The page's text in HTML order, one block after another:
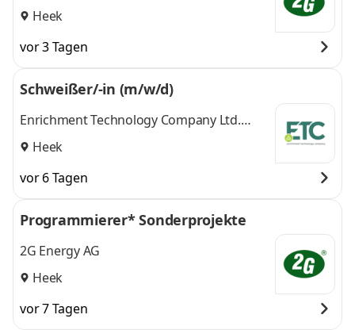
Heek
vor 3 Tagen
Schweißer/-in (m/w/d)
Enrichment Technology Company Ltd.
Zweigniederlassung Deutschland
Heek
vor 6 Tagen
Programmierer* Sonderprojekte
2G Energy AG
Heek
vor 7 Tagen